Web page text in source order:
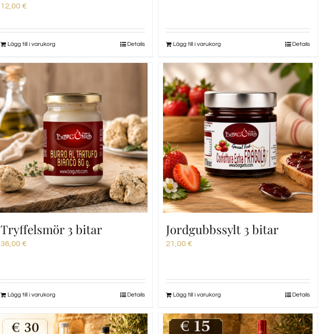
12,00 €
Lägg till i varukorg Details Lägg till i varukorg Details
Tryffelsmör 3 bitar
36,00 €
Lägg till i varukorg Details
Jordgubbssylt 3 bitar
21,00 €
Lägg till i varukorg Details